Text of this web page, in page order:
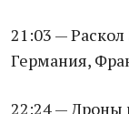
21:03 —
Германия,
22:24 — Дроны